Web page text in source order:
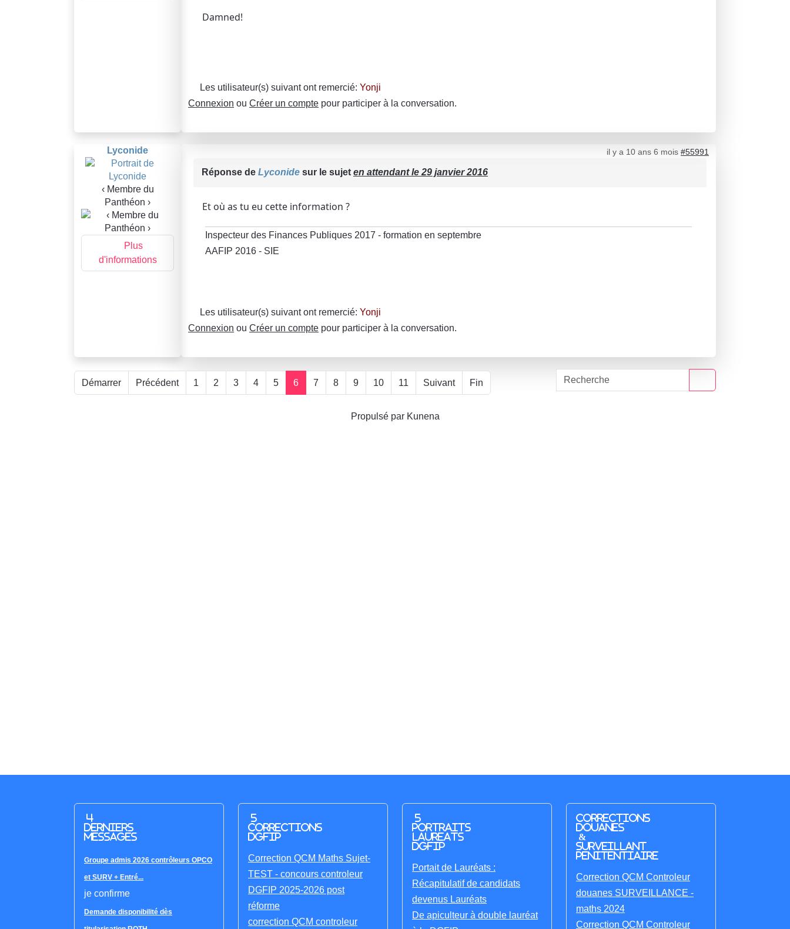
Damned!
Les utilisateur(s) suivant ont remercié: Yonji
Connexion ou Créer un compte pour participer à la conversation.
Lyconide
‹ Membre du
Panthéon ›
Plus
d'informations
il y a 10 ans 6 mois #55991
Réponse de Lyconide sur le sujet en attendant le 29 janvier 2016
Et où as tu eu cette information ?
Inspecteur des Finances Publiques 2017 - formation en septembre
AAFIP 2016 - SIE
Les utilisateur(s) suivant ont remercié: Yonji
Connexion ou Créer un compte pour participer à la conversation.
Démarrer Précédent 1 2 3 4 5 6 7 8 9 10 11 Suivant Fin
Propulsé par Kunena
4
derniers
messages
Groupe admis 2026 contrôleurs OPCO
et SURV + Entré...
je confirme
Demande disponibilité dès
5
corrections
DGFIP
Correction QCM Maths Sujet-
TEST - concours controleur
DGFIP 2025-2026 post
réforme
correction QCM controleur
5
portraits
laureats
DGFIP
Portait de Lauréats :
Récapitulatif de candidats
devenus Lauréats
De apiculteur à double lauréat
Corrections
Douanes
&
Surveillant
penitentiaire
Correction QCM Controleur
douanes SURVEILLANCE -
maths 2024
Correction QCM Controleur